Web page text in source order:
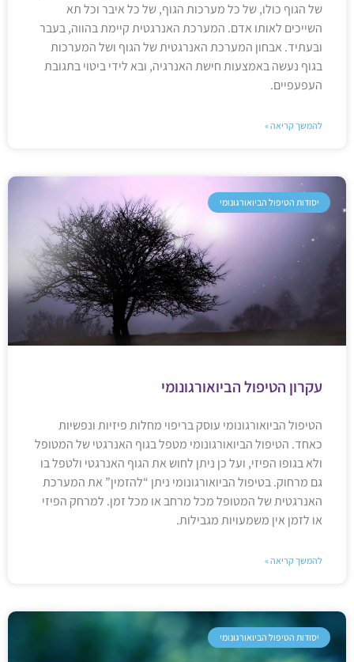
של הגוף כולו, של כל מערכות הגוף, של כל איבר וכל תא
השייכים לאותו אדם. המערכת האנרגטית קיימת בהווה, בעבר
ובעתיד. אבחון המערכת האנרגטית של הגוף ושל המערכות
בגוף נעשה באמצעות חישת האנרגיה, ובא לידי ביטוי בתגובת
העפעפיים.
להמשך קריאה »
יסודות הטיפול הביואורגונומי
עקרון הטיפול הביואורגונומי
הטיפול הביואורגונומי עוסק בריפוי מחלות פיזיות ונפשיות
כאחד. הטיפול הביואורגונומי מטפל בגוף האנרגטי של המטופל
ולא בגופו הפיזי, ועל כן ניתן לחוש את הגוף האנרגטי ולטפל בו
גם מרחוק. בטיפול הביואורגונומי ניתן “להזמין” את המערכת
האנרגטית של המטופל מכל מרחב או מכל זמן. למרחק הפיזי
או לזמן אין משמעויות מגבילות.
להמשך קריאה »
יסודות הטיפול הביואורגונומי